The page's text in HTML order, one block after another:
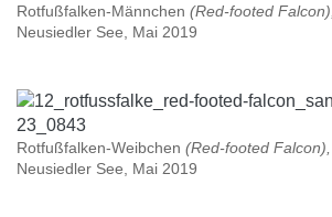
Rotfußfalken-Männchen (Red-footed Falcon),
Neusiedler See, Mai 2019
Rotfußfalken-Weibchen (Red-footed Falcon),
Neusiedler See, Mai 2019